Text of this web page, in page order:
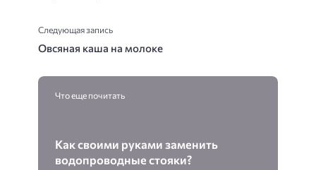
Следующая запись
Овсяная каша на молоке
Что еще почитать
Как своими руками заменить
водопроводные стояки?